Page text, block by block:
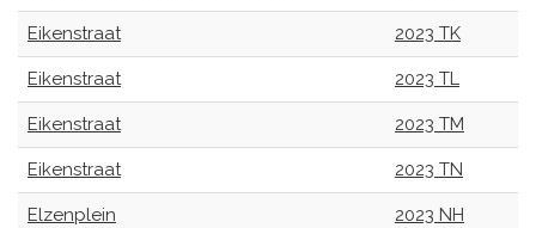
Eikenstraat 2023 TK
Eikenstraat 2023 TL
Eikenstraat 2023 TM
Eikenstraat 2023 TN
Elzenplein 2023 NH